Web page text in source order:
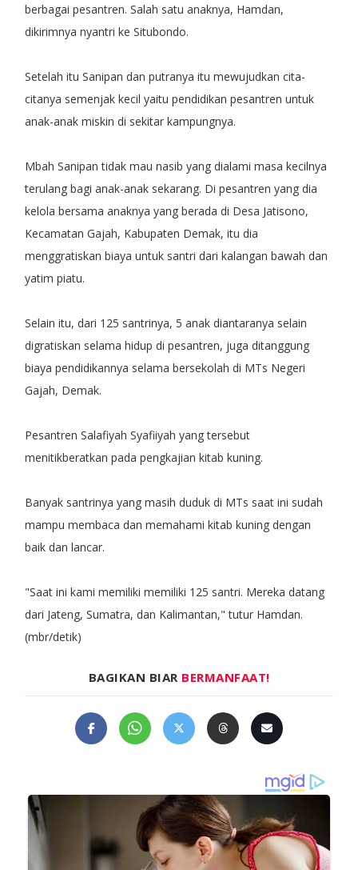
berbagai pesantren. Salah satu anaknya, Hamdan,
dikirimnya nyantri ke Situbondo.
Setelah itu Sanipan dan putranya itu mewujudkan cita-
citanya semenjak kecil yaitu pendidikan pesantren untuk
anak-anak miskin di sekitar kampungnya.
Mbah Sanipan tidak mau nasib yang dialami masa kecilnya
terulang bagi anak-anak sekarang. Di pesantren yang dia
kelola bersama anaknya yang berada di Desa Jatisono,
Kecamatan Gajah, Kabupaten Demak, itu dia
menggratiskan biaya untuk santri dari kalangan bawah dan
yatim piatu.
Selain itu, dari 125 santrinya, 5 anak diantaranya selain
digratiskan selama hidup di pesantren, juga ditanggung
biaya pendidikannya selama bersekolah di MTs Negeri
Gajah, Demak.
Pesantren Salafiyah Syafiiyah yang tersebut
menitikberatkan pada pengkajian kitab kuning.
Banyak santrinya yang masih duduk di MTs saat ini sudah
mampu membaca dan memahami kitab kuning dengan
baik dan lancar.
"Saat ini kami memiliki memiliki 125 santri. Mereka datang
dari Jateng, Sumatra, dan Kalimantan," tutur Hamdan.
(mbr/detik)
BAGIKAN BIAR BERMANFAAT!